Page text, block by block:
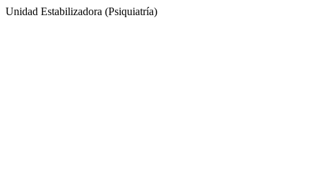
Unidad Estabilizadora (Psiquiatría)